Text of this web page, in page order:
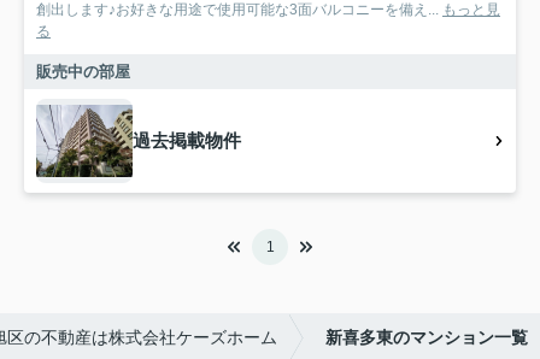
創出します♪お好きな用途で使用可能な3面バルコニーを備え... もっと見
る
販売中の部屋
過去掲載物件
1
区の不動産は株式会社ケーズホーム 新喜多東のマンション一覧